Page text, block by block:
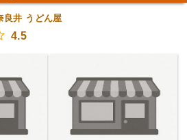
良井 うどん屋
4.5